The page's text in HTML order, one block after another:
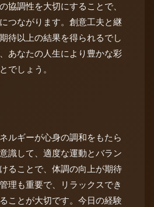
協調性を大切にすることで、
つながります。創意工夫と継
待以上の結果を得られるでし
あなたの人生により豊かな彩
でしょう。
ルギーが心身の調和をもたら
識して、適度な運動とバラン
ることで、体調の向上が期待
理も重要で、リラックスでき
ことが大切です。今日の経験